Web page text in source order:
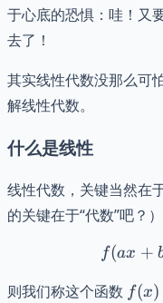
于心底的恐惧：哇！又
去了！
其实线性代数没那么可
解线性代数。
什么是线性
线性代数，关键当然在
的关键在于“代数”吧？
f(ax +
则我们称这个函数 f(x)
f(x)